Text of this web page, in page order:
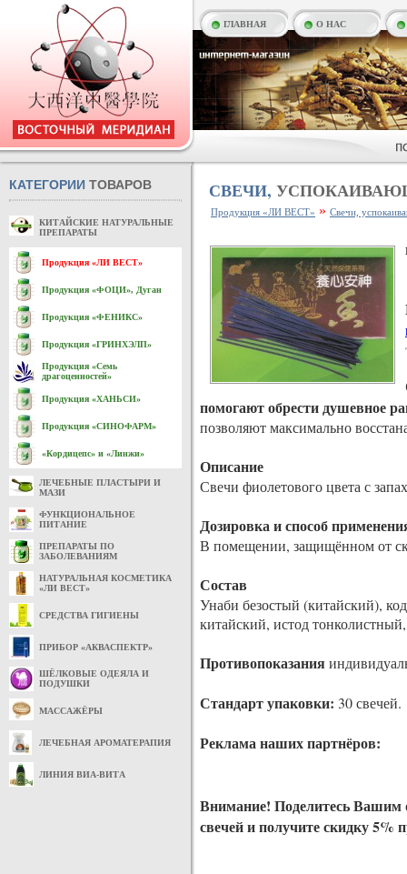
ГЛАВНАЯ О НАС
КАТЕГОРИИ ТОВАРОВ
КИТАЙСКИЕ НАТУРАЛЬНЫЕ
ПРЕПАРАТЫ
Продукция «ЛИ ВЕСТ»
Продукция «ФОЦИ», Дуган
Продукция «ФЕНИКС»
Продукция «ГРИНХЭЛП»
Продукция «Семь
драгоценностей»
Продукция «ХАНЬСИ»
Продукция «СИНОФАРМ»
«Кордицепс» и «Линжи»
ЛЕЧЕБНЫЕ ПЛАСТЫРИ И
МАЗИ
ФУНКЦИОНАЛЬНОЕ
ПИТАНИЕ
ПРЕПАРАТЫ ПО
ЗАБОЛЕВАНИЯМ
НАТУРАЛЬНАЯ КОСМЕТИКА
«ЛИ ВЕСТ»
СРЕДСТВА ГИГИЕНЫ
ПРИБОР «АКВАСПЕКТР»
ШЁЛКОВЫЕ ОДЕЯЛА И
ПОДУШКИ
МАССАЖЁРЫ
ЛЕЧЕБНАЯ АРОМАТЕРАПИЯ
ЛИНИЯ ВИА-ВИТА
СВЕЧИ,
Продукция «ЛИ ВЕСТ» » Свечи,
помогают обрести душевное
позволяют максимально
Описание
Свечи фиолетового цвета с
Дозировка и способ
В помещении, защищённом от
Состав
Унаби безостый (китайский),
китайский, истод
Противопоказания
Стандарт упаковки: 30 свечей.
Реклама наших партнёров:
Внимание! Поделитесь Вашим
свечей и получите скидку 5%